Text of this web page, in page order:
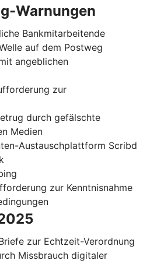
Warnungen
Bankmitarbeitende
auf dem Postweg
angeblichen
zur
durch gefälschte
Medien
Austauschplattform Scribd
zur Kenntnisnahme
zur Echtzeit-Verordnung
Missbrauch digitaler